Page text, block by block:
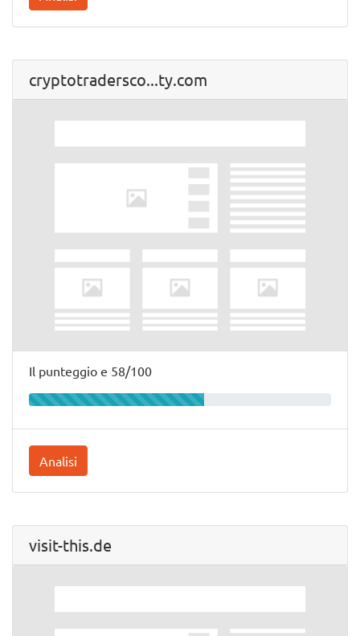
cryptotradersco...ty.com
Il punteggio e 58/100
Analisi
visit-this.de